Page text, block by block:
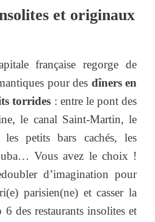
et originaux
française regorge de
pour des dîners en
torrides : entre le pont des
le canal Saint-Martin, le
petits bars cachés, les
Vous avez le choix !
d’imagination pour
parisien(ne) et casser la
des restaurants insolites et